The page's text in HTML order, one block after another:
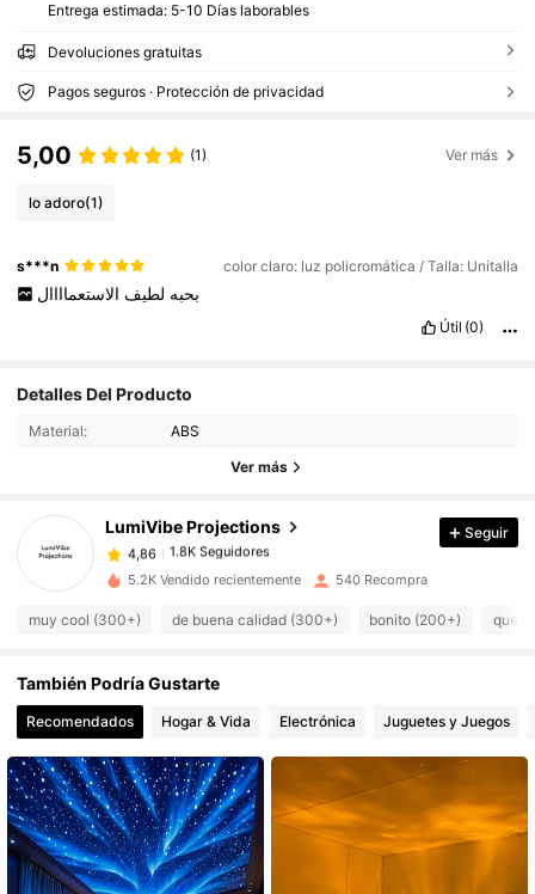
Entrega estimada: 5-10 Días laborables
Devoluciones gratuitas
Pagos seguros · Protección de privacidad
5,00 (1) Ver más
lo adoro(1)
s***n color claro: luz policromática / Talla: Unitalla
بحبه لطيف الاستعماااال
Útil (0)
Detalles Del Producto
Material: ABS
Ver más
LumiVibe Projections
4,86 1.8K Seguidores
1.8K Seguidores
4,86 1.8K Seguidores
4,86 1.8K Seguidores
4,86
4,86 1.8K Seguidores
4,86 1.8K Seguidores
Seguir
5.2K Vendido recientemente 540 Recompra
muy cool (300+) de buena calidad (300+) bonito (200+)
También Podría Gustarte
Recomendados Hogar & Vida Electrónica Juguetes y Juegos